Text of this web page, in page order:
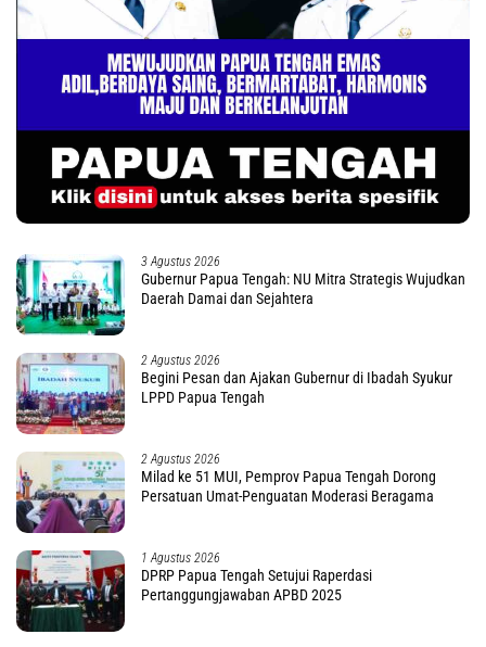
3 Agustus 2026
Gubernur Papua Tengah: NU Mitra Strategis Wujudkan
Daerah Damai dan Sejahtera
2 Agustus 2026
Begini Pesan dan Ajakan Gubernur di Ibadah Syukur
LPPD Papua Tengah
2 Agustus 2026
Milad ke 51 MUI, Pemprov Papua Tengah Dorong
Persatuan Umat-Penguatan Moderasi Beragama
1 Agustus 2026
DPRP Papua Tengah Setujui Raperdasi
Pertanggungjawaban APBD 2025